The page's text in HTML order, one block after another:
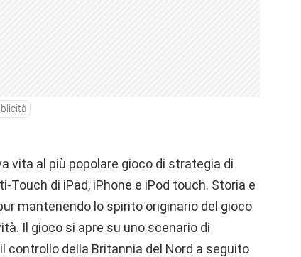
vita al più popolare gioco di strategia di
Touch di iPad, iPhone e iPod touch. Storia e
mantenendo lo spirito originario del gioco
Il gioco si apre su uno scenario di
controllo della Britannia del Nord a seguito